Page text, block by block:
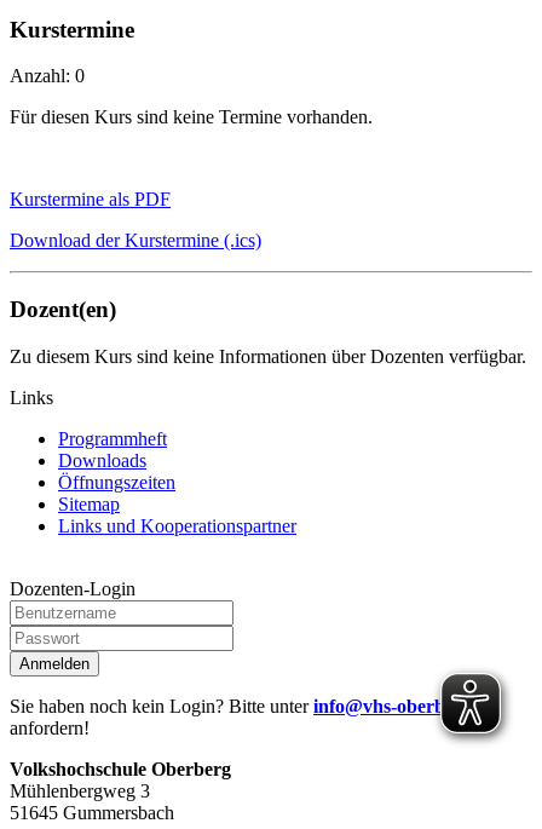
Kurstermine
Anzahl: 0
Für diesen Kurs sind keine Termine vorhanden.
Kurstermine als PDF
Download der Kurstermine (.ics)
Dozent(en)
Zu diesem Kurs sind keine Informationen über Dozenten verfügbar.
Links
Programmheft
Downloads
Öffnungszeiten
Sitemap
Links und Kooperationspartner
Dozenten-Login
Anmelden
Sie haben noch kein Login? Bitte unterinfo@vhs-oberberg.de
anfordern!
Volkshochschule Oberberg
Mühlenbergweg 3
51645 Gummersbach